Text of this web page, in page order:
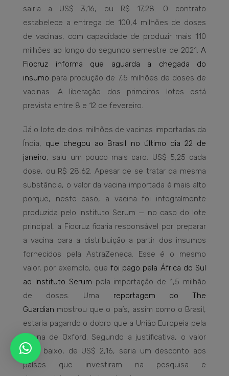
sairia a US$ 3,16, ou R$ 17,28. O contrato
estabelece a entrega de 100,4 milhões de doses
de vacinas, com capacidade de produzir mais 110
milhões ao longo do segundo semestre de 2021. A
Fiocruz informa que aguarda a chegada do
insumo para produção de 7,5 milhões de doses de
vacinas. A liberação dos primeiros lotes está
prevista entre 8 e 12 de fevereiro.
Já o lote de dois milhões de vacinas importadas da
Índia, que chegou ao Brasil no último dia 22 de
janeiro, saiu um pouco mais caro: US$ 5,25 cada
dose, ou R$ 28,62. Apesar de se tratar da mesma
substância, o valor da vacina importada é mais alto
porque, neste caso, a vacina foi integralmente
produzida pelo Instituto Serum — no caso do lote
principal, a Fiocruz ficaria responsável por preparar
a vacina para a distribuição a partir dos insumos
fornecidos pela AstraZeneca. Esse é o mesmo
valor, por exemplo, que foi pago pela África do Sul
ao Instituto Serum pela importação de 1,5 milhão
de doses. Uma reportagem do The
Guardian mostrou que o país, assim como o Brasil,
estaria pagando o dobro que a União Europeia pela
vacina de Oxford. Segundo a justificativa, o valor
mais baixo, de US$ 2,16, seria um desconto aos
países que investiram na pesquisa e